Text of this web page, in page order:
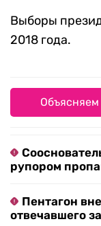
Выборы
2018 года.
Объясняем
рупором
Пентагон
отвечавшего